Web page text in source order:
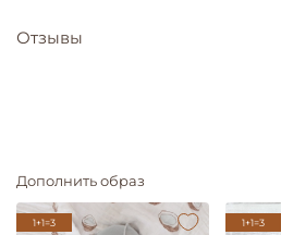
Отзывы
Дополнить образ
1+1=3 1+1=3